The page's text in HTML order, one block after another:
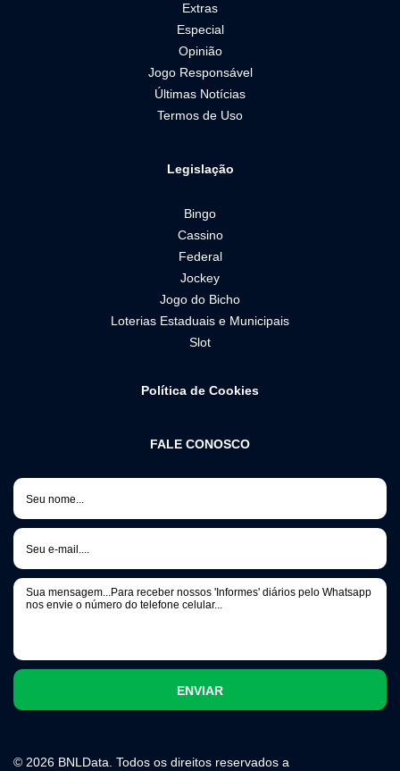
Extras
Especial
Opinião
Jogo Responsável
Últimas Notícias
Termos de Uso
Legislação
Bingo
Cassino
Federal
Jockey
Jogo do Bicho
Loterias Estaduais e Municipais
Slot
Política de Cookies
FALE CONOSCO
© 2026 BNLData. Todos os direitos reservados a